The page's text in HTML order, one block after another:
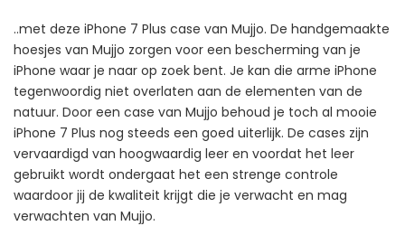
..met deze iPhone 7 Plus case van Mujjo. De handgemaakte
hoesjes van Mujjo zorgen voor een bescherming van je
iPhone waar je naar op zoek bent. Je kan die arme iPhone
tegenwoordig niet overlaten aan de elementen van de
natuur. Door een case van Mujjo behoud je toch al mooie
iPhone 7 Plus nog steeds een goed uiterlijk. De cases zijn
vervaardigd van hoogwaardig leer en voordat het leer
gebruikt wordt ondergaat het een strenge controle
waardoor jij de kwaliteit krijgt die je verwacht en mag
verwachten van Mujjo.